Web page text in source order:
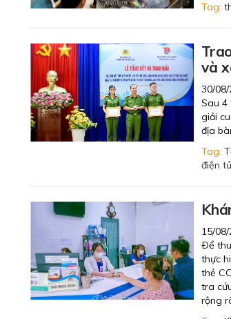
Tag:
và
30/
Sau 4
giải
địa
Tag:
điện
15/
Ðể
thực
thẻ
tra
rộng